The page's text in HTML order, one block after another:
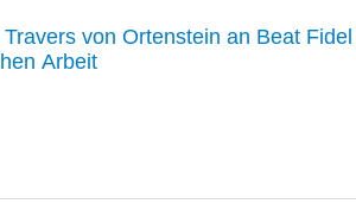
von Ortenstein an Beat
Arbeit